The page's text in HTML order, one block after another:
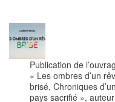
Publication de
« Les ombres d’un
brisé, Chroniques d’un
pays sacrifié », auteur